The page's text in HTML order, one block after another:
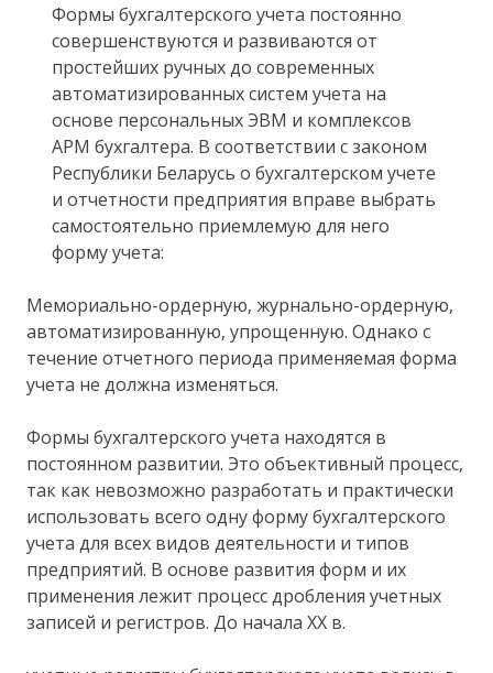
Формы бухгалтерского учета постоянно
совершенствуются и развиваются от
простейших ручных до современных
автоматизированных систем учета на
основе персональных ЭВМ и комплексов
АРМ бухгалтера. В соответствии с законом
Республики Беларусь о бухгалтерском учете
и отчетности предприятия вправе выбрать
самостоятельно приемлемую для него
форму учета:
Мемориально-ордерную, журнально-ордерную,
автоматизированную, упрощенную. Однако с
течение отчетного периода применяемая форма
учета не должна изменяться.
Формы бухгалтерского учета находятся в
постоянном развитии. Это объективный процесс,
так как невозможно разработать и практически
использовать всего одну форму бухгалтерского
учета для всех видов деятельности и типов
предприятий. В основе развития форм и их
применения лежит процесс дробления учетных
записей и регистров. До начала ХХ в.